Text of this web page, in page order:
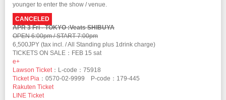
younger to enter the show / venue.
CANCELED
APR 3 Fri - TOKYO :Veats SHIBUYA
OPEN 6:00pm / START 7:00pm
6,500JPY (tax incl. / All Standing plus 1drink charge)
TICKETS ON SALE：FEB 15 sat
e+
Lawson Ticket：L-code：75918
Ticket Pia ：0570-02-9999 P-code：179-445
Rakuten Ticket
LINE Ticket